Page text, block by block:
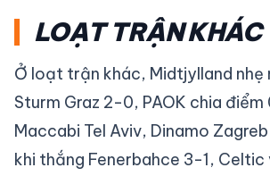
LOẠT TRẬN KHÁC
Ở loạt trận khác, Midtjylland nhẹ
Sturm Graz 2-0, PAOK chia
Maccabi Tel Aviv, Dinamo
khi thắng Fenerbahce 3-1, Celtic